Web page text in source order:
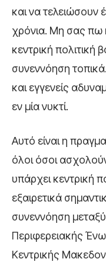
και να τελειώσουν
χρόνια. Μη σας πω
κεντρική πολιτική
συνεννόηση
και εγγενείς
εν μία νυκτί.
Αυτό είναι η
όλοι όσοι
υπάρχει κεντρική
εξαιρετικά
συνεννόηση
Περιφερειακής
Κεντρικής